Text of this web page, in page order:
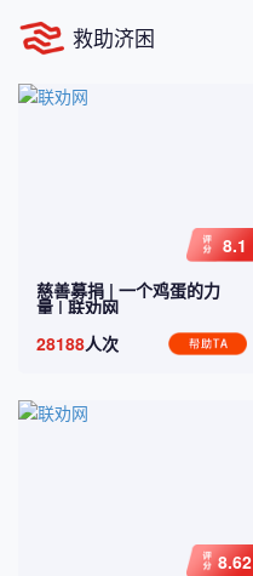
救助济困
8.1
慈善募捐 | 一个鸡蛋的力
量| 联劝网
28188人次
8.62